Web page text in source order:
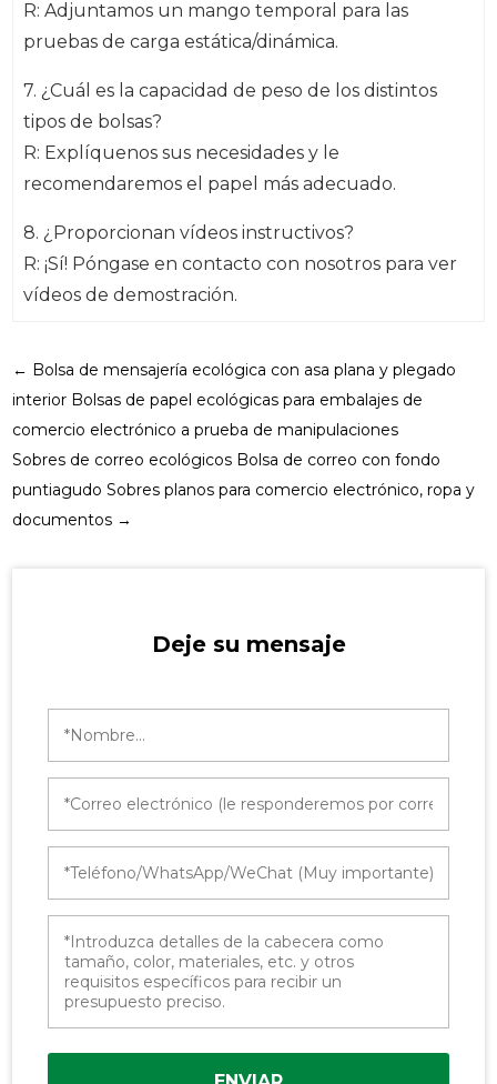
R: Adjuntamos un mango temporal para las
pruebas de carga estática/dinámica.
7. ¿Cuál es la capacidad de peso de los distintos
tipos de bolsas?
R: Explíquenos sus necesidades y le
recomendaremos el papel más adecuado.
8. ¿Proporcionan vídeos instructivos?
R: ¡Sí! Póngase en contacto con nosotros para ver
vídeos de demostración.
← Bolsa de mensajería ecológica con asa plana y plegado
interior Bolsas de papel ecológicas para embalajes de
comercio electrónico a prueba de manipulaciones
Sobres de correo ecológicos Bolsa de correo con fondo
puntiagudo Sobres planos para comercio electrónico, ropa y
documentos →
Deje su mensaje